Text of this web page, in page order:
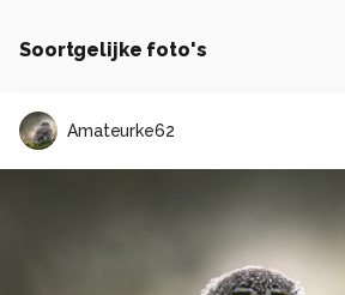
Soortgelijke foto's
Amateurke62